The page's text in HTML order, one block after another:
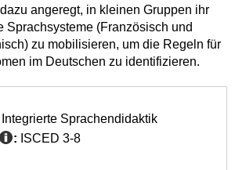
angeregt, in kleinen Gruppen ihr
Sprachsysteme (Französisch und
zu mobilisieren, um die Regeln für
im Deutschen zu identifizieren.
Integrierte Sprachendidaktik
: ISCED 3-8